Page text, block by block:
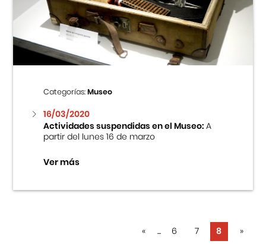
Categorías:Museo
16/03/2020
Actividades suspendidas en el Museo:A
partir del lunes 16 de marzo
Ver más
« ... 6 7 8 »